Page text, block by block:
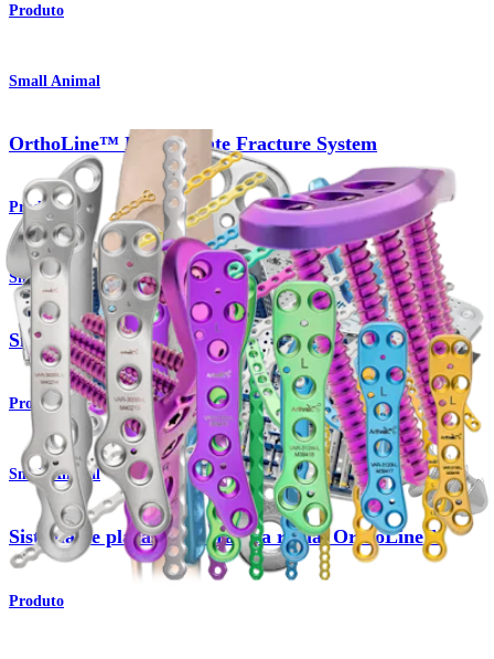
Produto
Small Animal
OrthoLine™ Bridge Plate Fracture System
Produto
Small Animal
Sistema de osteotomia de fêmur distal OrthoLine™
Produto
Small Animal
Sistema de placas para fratura radial OrthoLine™
Produto